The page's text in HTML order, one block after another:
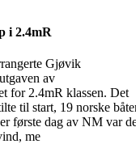
i 2.4mR
Gjøvik
av
for 2.4mR klassen. Det
til start, 19 norske
første dag av NM var
me